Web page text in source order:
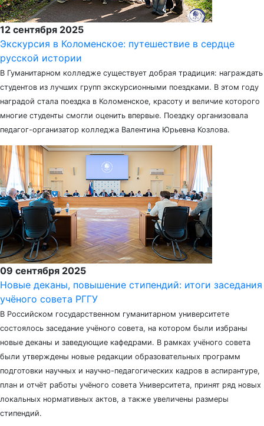
12 сентября 2025
Экскурсия в Коломенское: путешествие в сердце
русской истории
В Гуманитарном колледже существует добрая традиция: награждать
студентов из лучших групп экскурсионными поездками. В этом году
наградой стала поездка в Коломенское, красоту и величие которого
многие студенты смогли оценить впервые. Поездку организовала
педагог-организатор колледжа Валентина Юрьевна Козлова.
09 сентября 2025
Новые деканы, повышение стипендий: итоги заседания
учёного совета РГГУ
В Российском государственном гуманитарном университете
состоялось заседание учёного совета, на котором были избраны
новые деканы и заведующие кафедрами. В рамках учёного совета
были утверждены новые редакции образовательных программ
подготовки научных и научно-педагогических кадров в аспирантуре,
план и отчёт работы учёного совета Университета, принят ряд новых
локальных нормативных актов, а также увеличены размеры
стипендий.